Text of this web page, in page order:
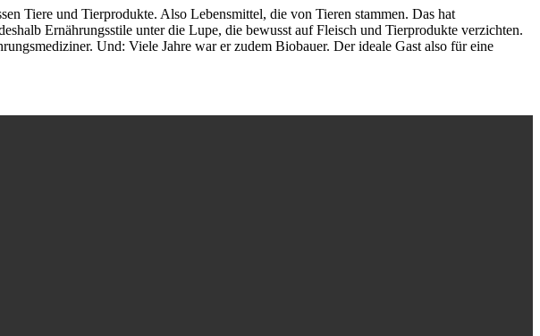
Tiere und Tierprodukte. Also Lebensmittel, die von Tieren stammen. Das hat
Ernährungsstile unter die Lupe, die bewusst auf Fleisch und Tierprodukte verzichten.
Und: Viele Jahre war er zudem Biobauer. Der ideale Gast also für eine